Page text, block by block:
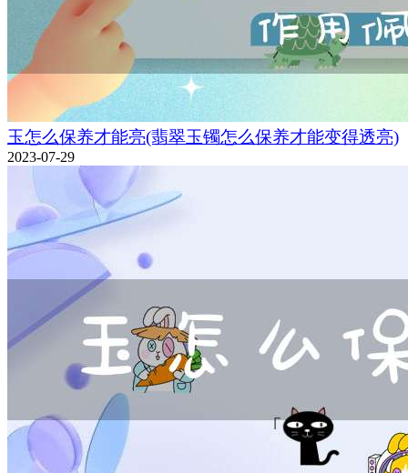
玉怎么保养才能亮(翡翠玉镯怎么保养才能变得透亮)
2023-07-29